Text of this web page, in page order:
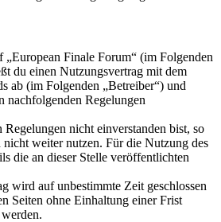
Finale Forum“ (im Folgenden
du einen Nutzungsvertrag mit dem
ab (im Folgenden „Betreiber“) und
nachfolgenden Regelungen
Regelungen nicht einverstanden bist, so
nicht weiter nutzen. Für die Nutzung des
die an dieser Stelle veröffentlichten
wird auf unbestimmte Zeit geschlossen
Seiten ohne Einhaltung einer Frist